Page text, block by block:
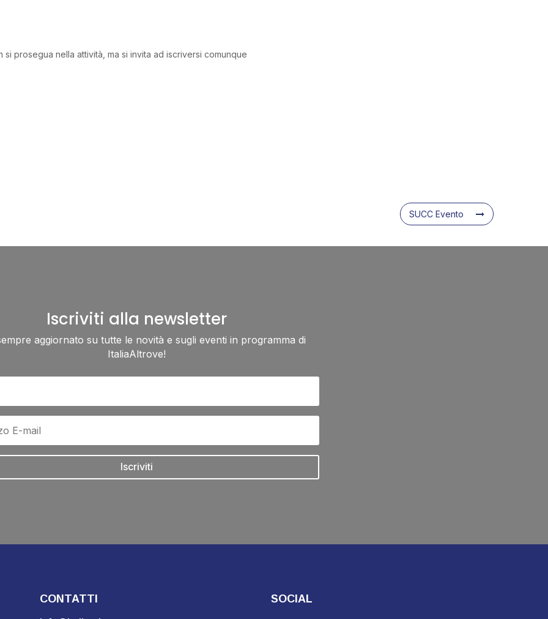
prosegua nella attività, ma si invita ad iscriversi comunque
SUCC Evento
Iscriviti alla newsletter
aggiornato su tutte le novità e sugli eventi in programma di
ItaliaAltrove!
Iscriviti
CONTATTI SOCIAL